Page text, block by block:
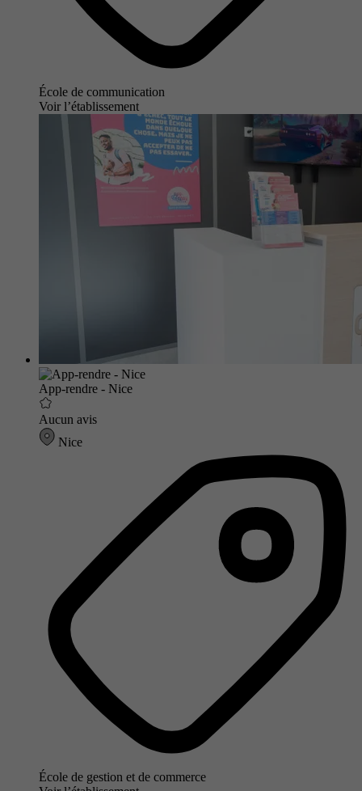
École de communication
Voir l’établissement
App-rendre - Nice
Aucun avis
Nice
École de gestion et de commerce